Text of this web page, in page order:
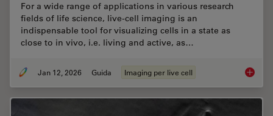
For a wide range of applications in various research
fields of life science, live-cell imaging is an
indispensable tool for visualizing cells in a state as
close to in vivo, i.e. living and active, as…
Jan 12, 2026 Guida Imaging per live cell Guide